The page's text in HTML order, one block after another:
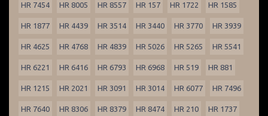
HR 7454 HR 8005 HR 8557 HR 157 HR 1722 HR 1585
HR 1877 HR 4439 HR 3514 HR 3440 HR 3770 HR 3939
HR 4625 HR 4768 HR 4839 HR 5026 HR 5265 HR 5541
HR 6221 HR 6416 HR 6793 HR 6968 HR 519 HR 881
HR 1215 HR 2021 HR 3091 HR 3014 HR 6077 HR 7496
HR 7640 HR 8306 HR 8379 HR 8474 HR 210 HR 1737